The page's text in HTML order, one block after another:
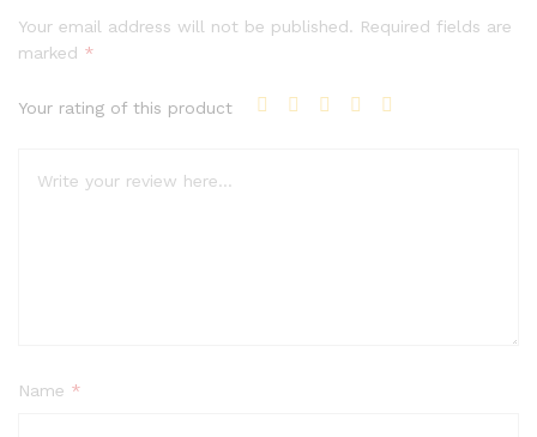
Your email address will not be published. Required fields are
marked *
Your rating of this product
Name *